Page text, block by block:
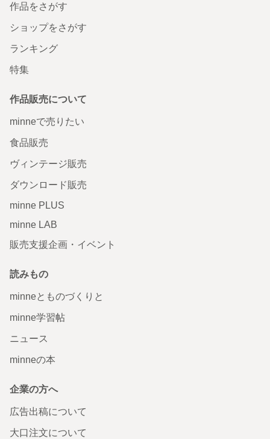
作品をさがす
ショップをさがす
ランキング
特集
作品販売について
minneで売りたい
食品販売
ヴィンテージ販売
ダウンロード販売
minne PLUS
minne LAB
販売支援企画・イベント
読みもの
minneとものづくりと
minne学習帖
ニュース
minneの本
企業の方へ
広告出稿について
大口注文について